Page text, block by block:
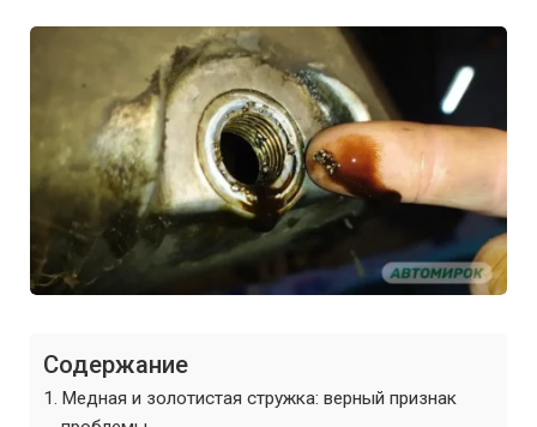
Содержание
Медная и золотистая стружка: верный признак